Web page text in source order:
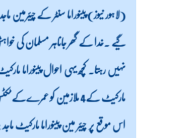
(لاہور نیوز) پینوراما سنٹر کے
گیے ۔خدا کے گھر جاناہر مسلمان
نہیں رہتا۔ کچھ یہی احوال پینوراما
مارکیٹ کے4 ملازمین کو
اس موقع پر چیئر مین پینوراما